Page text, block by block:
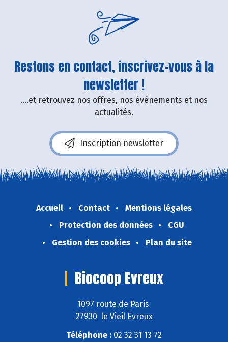
Restons en contact, inscrivez-vous à la
newsletter !
....et retrouvez nos offres, nos événements et nos
actualités.
Inscription newsletter
Accueil Contact
Mentions légales
Protection des données
CGU
Gestion des cookies
Plan du site
Biocoop Evreux
1097 route de Paris
27930 le Vieil Evreux
Téléphone : 02 32 31 13 72